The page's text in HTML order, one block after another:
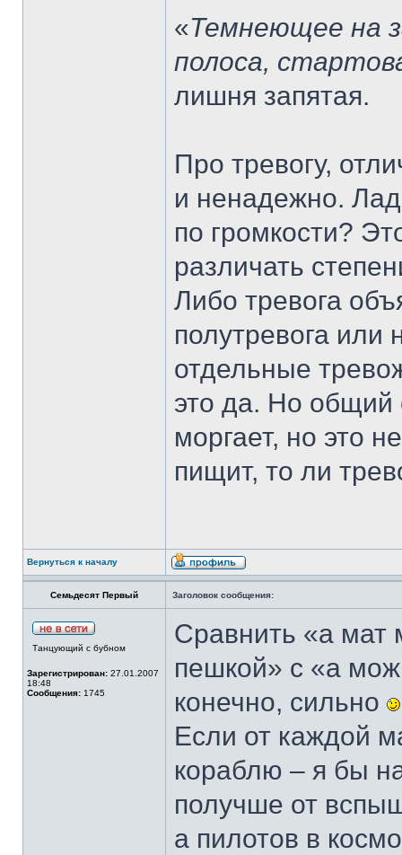
«Темнеющее на
полоса,
лишня запятая.
Про тревогу,
и ненадежно.
по громкости?
различать
Либо тревога
полутревога или
отдельные
это да. Но общий
моргает, но это
пищит, то ли
Вернуться к началу
Семьдесят Первый Заголовок сообщения:
Танцующий с бубном
Зарегистрирован: 27.01.2007
18:48
Сообщения: 1745
Сравнить «а мат
пешкой» с «а
конечно, сильно
Если от каждой
кораблю – я бы
получше от
а пилотов в